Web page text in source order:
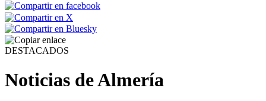
DESTACADOS
Noticias de Almería